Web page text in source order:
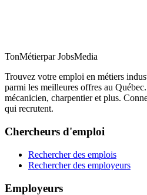
TonMétierpar JobsMedia
Trouvez votre emploi en métiers
parmi les meilleures offres au
mécanicien, charpentier et plus.
qui recrutent.
Chercheurs d'emploi
Rechercher des emplois
Rechercher des employeurs
Employeurs